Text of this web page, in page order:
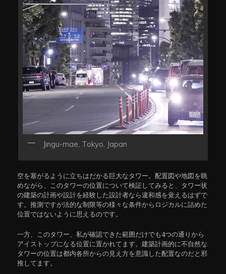
Jingu-mae, Tokyo, Japan
空を塞がるように立ちはだかる巨大なタワー。配置図や地図を眺
めながら、このタワーの位置について検証してみると、タワー状
の建築の計画や設計を経験した設計者なら違和感を覚えるはずで
す。推測ですが法的な制限等の様々な条件からロジカルに詰めた
位置ではないように思えるのです。
一方、このタワー、私が確認できた範囲だけでも4つの通りから
アイストップになる位置に置かれてます。建築計画的に不自然な
タワーの位置は都内各所からの見え方を意識した配置なのだと邪
推してます。